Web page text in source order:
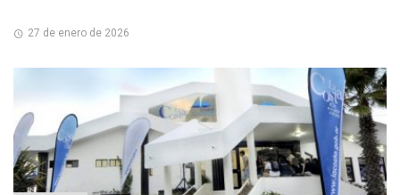
27 de enero de 2026